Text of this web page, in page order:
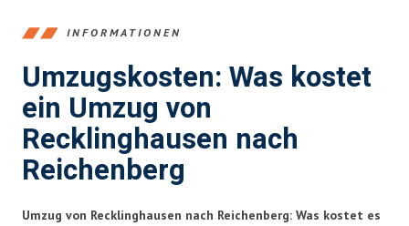
INFORMATIONEN
Umzugskosten: Was kostet
ein Umzug von
Recklinghausen nach
Reichenberg
Umzug von Recklinghausen nach Reichenberg: Was kostet es